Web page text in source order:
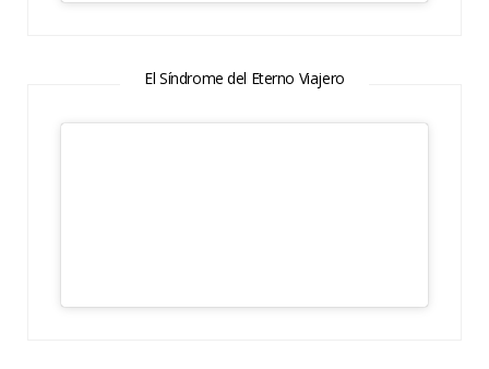
El Síndrome del Eterno Viajero